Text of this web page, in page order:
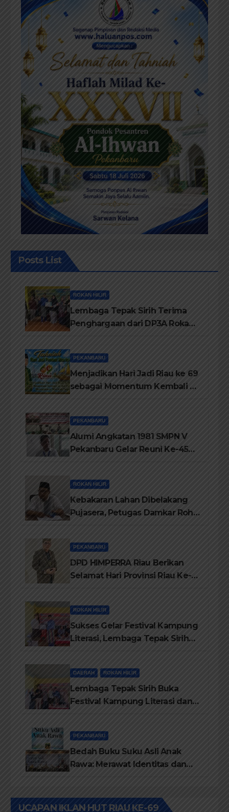
Posts List
ROKAN HILIR
Lembaga Tepak Sirih Terima
Penghargaan dari DP3A Rokan
PEKANBARU
Menjadikan Hari Jadi Riau ke 69
sebagai Momentum Kembali ke
PEKANBARU
Alumi Angkatan 1981 SMPN V
Pekanbaru Gelar Reuni Ke-45
ROKAN HILIR
Kebakaran Lahan Dibelakang
Pujasera, Petugas Damkar Rohil
PEKANBARU
DPD HIMPERRA Riau Berikan
Selamat Hari Provinsi Riau Ke-
ROKAN HILIR
Sukses Gelar Festival Kampung
Literasi, Lembaga Tepak Sirih
DAERAH ROKAN HILIR
Lembaga Tepak Sirih Buka
Festival Kampung Literasi dan
PEKANBARU
Bedah Buku Suku Asli Anak
Rawa: Merawat Identitas dan
UCAPAN IKLAN HUT RIAU KE-69